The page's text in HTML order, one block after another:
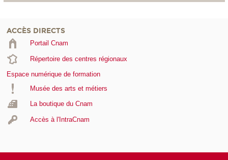
ACCÈS DIRECTS
Portail Cnam
Répertoire des centres régionaux
Espace numérique de formation
Musée des arts et métiers
La boutique du Cnam
Accès à l'IntraCnam